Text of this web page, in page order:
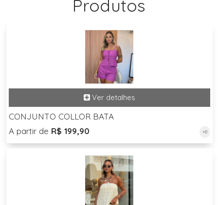
Produtos
CONJUNTO COLLOR BATA
A partir de R$ 199,90 +8